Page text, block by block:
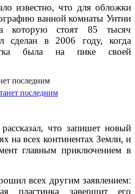
известно, что для обложки
ванной комнаты Уитни
которую стоят 85 тысяч
сделан в 2006 году, когда
была на пике своей
последним
что запишет новый
на всех континентах Земли, и
главным приключением в
всех другим заявлением:
пластинка завершит его